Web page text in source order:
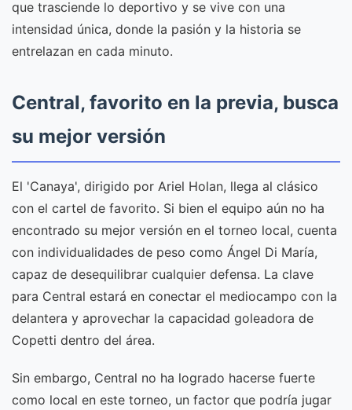
que trasciende lo deportivo y se vive con una
intensidad única, donde la pasión y la historia se
entrelazan en cada minuto.
Central, favorito en la previa, busca
su mejor versión
El 'Canaya', dirigido por Ariel Holan, llega al clásico
con el cartel de favorito. Si bien el equipo aún no ha
encontrado su mejor versión en el torneo local, cuenta
con individualidades de peso como Ángel Di María,
capaz de desequilibrar cualquier defensa. La clave
para Central estará en conectar el mediocampo con la
delantera y aprovechar la capacidad goleadora de
Copetti dentro del área.
Sin embargo, Central no ha logrado hacerse fuerte
como local en este torneo, un factor que podría jugar